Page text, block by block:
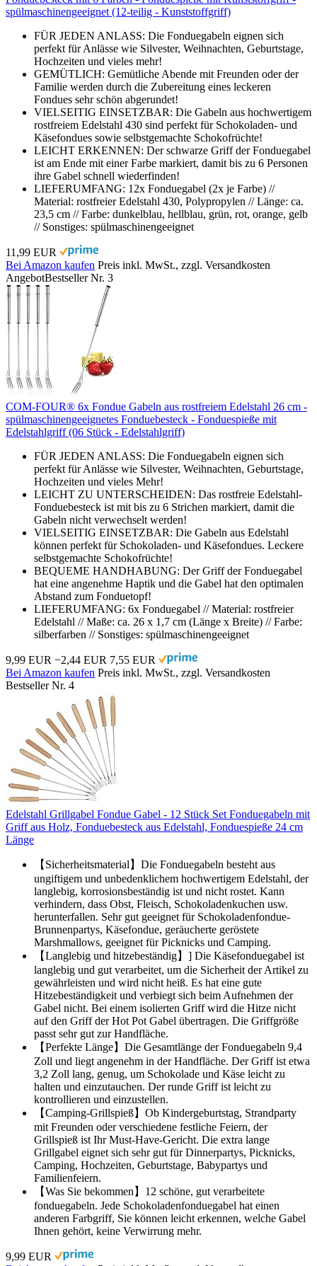
spülmaschinengeeignet (12-teilig - Kunststoffgriff)
FÜR JEDEN ANLASS: Die Fonduegabeln eignen sich
perfekt für Anlässe wie Silvester, Weihnachten, Geburtstage,
Hochzeiten und vieles mehr!
GEMÜTLICH: Gemütliche Abende mit Freunden oder der
Familie werden durch die Zubereitung eines leckeren
Fondues sehr schön abgerundet!
VIELSEITIG EINSETZBAR: Die Gabeln aus hochwertigem
rostfreiem Edelstahl 430 sind perfekt für Schokoladen- und
Käsefondues sowie selbstgemachte Schokofrüchte!
LEICHT ERKENNEN: Der schwarze Griff der Fonduegabel
ist am Ende mit einer Farbe markiert, damit bis zu 6 Personen
ihre Gabel schnell wiederfinden!
LIEFERUMFANG: 12x Fonduegabel (2x je Farbe) //
Material: rostfreier Edelstahl 430, Polypropylen // Länge: ca.
23,5 cm // Farbe: dunkelblau, hellblau, grün, rot, orange, gelb
// Sonstiges: spülmaschinengeeignet
11,99 EUR
Bei Amazon kaufen Preis inkl. MwSt., zzgl. Versandkosten
AngebotBestseller Nr. 3
COM-FOUR® 6x Fondue Gabeln aus rostfreiem Edelstahl 26 cm -
spülmaschinengeeignetes Fonduebesteck - Fonduespieße mit
Edelstahlgriff (06 Stück - Edelstahlgriff)
FÜR JEDEN ANLASS: Die Fonduegabeln eignen sich
perfekt für Anlässe wie Silvester, Weihnachten, Geburtstage,
Hochzeiten und vieles Mehr!
LEICHT ZU UNTERSCHEIDEN: Das rostfreie Edelstahl-
Fonduebesteck ist mit bis zu 6 Strichen markiert, damit die
Gabeln nicht verwechselt werden!
VIELSEITIG EINSETZBAR: Die Gabeln aus Edelstahl
können perfekt für Schokoladen- und Käsefondues. Leckere
selbstgemachte Schokofrüchte!
BEQUEME HANDHABUNG: Der Griff der Fonduegabel
hat eine angenehme Haptik und die Gabel hat den optimalen
Abstand zum Fonduetopf!
LIEFERUMFANG: 6x Fonduegabel // Material: rostfreier
Edelstahl // Maße: ca. 26 x 1,7 cm (Länge x Breite) // Farbe:
silberfarben // Sonstiges: spülmaschinengeeignet
9,99 EUR −2,44 EUR 7,55 EUR
Bei Amazon kaufen Preis inkl. MwSt., zzgl. Versandkosten
Bestseller Nr. 4
Edelstahl Grillgabel Fondue Gabel - 12 Stück Set Fonduegabeln mit
Griff aus Holz, Fonduebesteck aus Edelstahl, Fonduespieße 24 cm
Länge
【Sicherheitsmaterial】Die Fonduegabeln besteht aus
ungiftigem und unbedenklichem hochwertigem Edelstahl, der
langlebig, korrosionsbeständig ist und nicht rostet. Kann
verhindern, dass Obst, Fleisch, Schokoladenkuchen usw.
herunterfallen. Sehr gut geeignet für Schokoladenfondue-
Brunnenpartys, Käsefondue, geräucherte geröstete
Marshmallows, geeignet für Picknicks und Camping.
【Langlebig und hitzebeständig】] Die Käsefonduegabel ist
langlebig und gut verarbeitet, um die Sicherheit der Artikel zu
gewährleisten und wird nicht heiß. Es hat eine gute
Hitzebeständigkeit und verbiegt sich beim Aufnehmen der
Gabel nicht. Bei einem isolierten Griff wird die Hitze nicht
auf den Griff der Hot Pot Gabel übertragen. Die Griffgröße
passt sehr gut zur Handfläche.
【Perfekte Länge】Die Gesamtlänge der Fonduegabeln 9,4
Zoll und liegt angenehm in der Handfläche. Der Griff ist etwa
3,2 Zoll lang, genug, um Schokolade und Käse leicht zu
halten und einzutauchen. Der runde Griff ist leicht zu
kontrollieren und einzustellen.
【Camping-Grillspieß】Ob Kindergeburtstag, Strandparty
mit Freunden oder verschiedene festliche Feiern, der
Grillspieß ist Ihr Must-Have-Gericht. Die extra lange
Grillgabel eignet sich sehr gut für Dinnerpartys, Picknicks,
Camping, Hochzeiten, Geburtstage, Babypartys und
Familienfeiern.
【Was Sie bekommen】12 schöne, gut verarbeitete
fonduegabeln. Jede Schokoladenfonduegabel hat einen
anderen Farbgriff, Sie können leicht erkennen, welche Gabel
Ihnen gehört, keine Verwirrung mehr.
9,99 EUR